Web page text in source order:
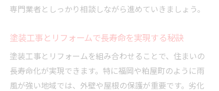
専門業者としっかり相談しながら進めていきましょう。
塗装工事とリフォームで長寿命を実現する秘訣
塗装工事とリフォームを組み合わせることで、住まいの
長寿命化が実現できます。特に福岡や粕屋町のように雨
風が強い地域では、外壁や屋根の保護が重要です。劣化